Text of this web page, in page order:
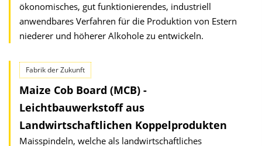
ökonomisches, gut funktionierendes, industriell
anwendbares Verfahren für die Produktion von Estern
niederer und höherer Alkohole zu entwickeln.
Fabrik der Zukunft
Maize Cob Board (MCB) -
Leichtbauwerkstoff aus
Landwirtschaftlichen Koppelprodukten
Maisspindeln, welche als landwirtschaftliches